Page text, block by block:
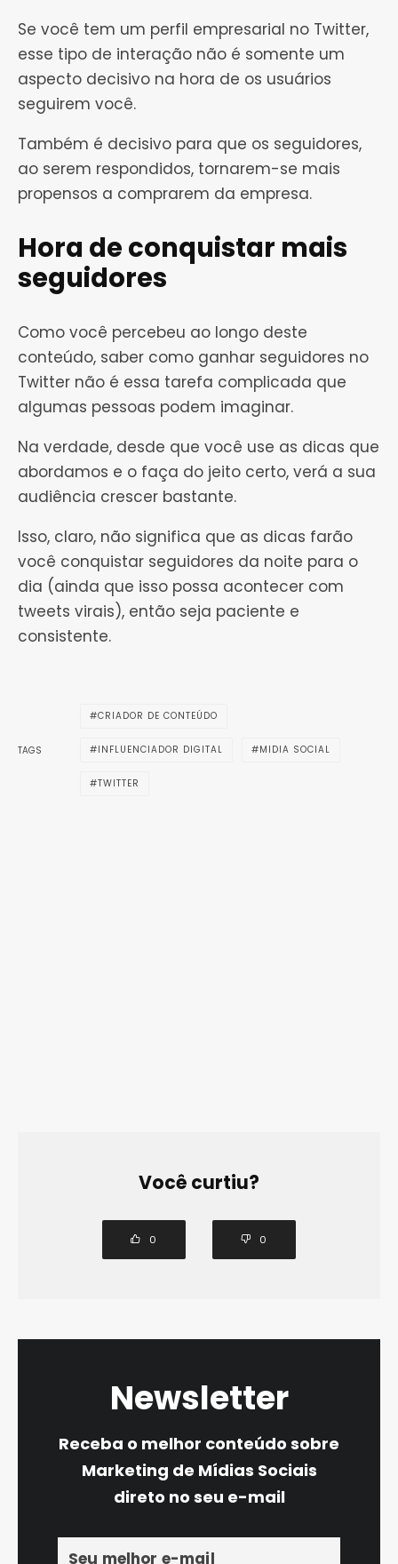
Se você tem um perfil empresarial no Twitter,
esse tipo de interação não é somente um
aspecto decisivo na hora de os usuários
seguirem você.
Também é decisivo para que os seguidores,
ao serem respondidos, tornarem-se mais
propensos a comprarem da empresa.
Hora de conquistar mais
seguidores
Como você percebeu ao longo deste
conteúdo, saber como ganhar seguidores no
Twitter não é essa tarefa complicada que
algumas pessoas podem imaginar.
Na verdade, desde que você use as dicas que
abordamos e o faça do jeito certo, verá a sua
audiência crescer bastante.
Isso, claro, não significa que as dicas farão
você conquistar seguidores da noite para o
dia (ainda que isso possa acontecer com
tweets virais), então seja paciente e
consistente.
TAGS
CRIADOR DE CONTEÚDO
INFLUENCIADOR DIGITAL MIDIA SOCIAL
TWITTER
Você curtiu?
0 0
Newsletter
Receba o melhor conteúdo sobre
Marketing de Mídias Sociais
direto no seu e-mail